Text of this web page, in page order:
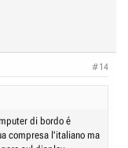
#14
di bordo é
compresa l'italiano ma